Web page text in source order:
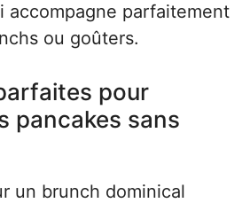
accompagne parfaitement
ou goûters.
pour
pancakes sans
un brunch dominical